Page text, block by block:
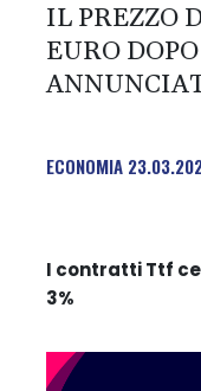
IL PREZZO
EURO
ECONOMIA
I contratti Ttf
3%